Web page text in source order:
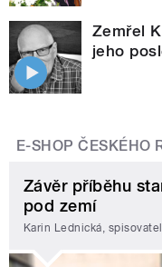
Zemřel
jeho
E-SHOP ČESKÉHO
Závěr příběhu
pod zemí
Karin Lednická,